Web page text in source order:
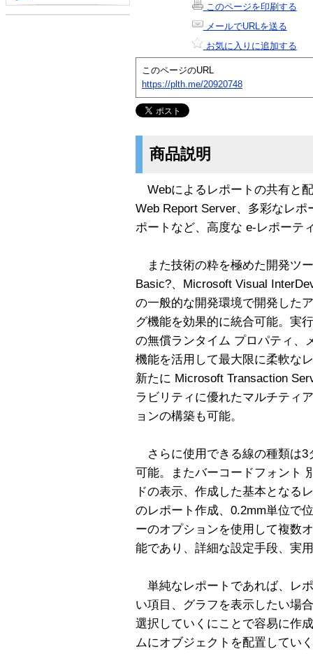
このページを印刷する
メールでURLを送る
お気に入りに追加する
このページのURL
https://plth.me/20920748
商品説明
Webによるレポートの共有と
Web Report Server、多彩なレ
ポートなど、高度な e-レポーテ
また技術の粋を極めた開発ツ
Basic?、Microsoft Visual
の一般的な開発環境で開発した
グ機能を効果的に統合可能。実
の無償ランタイム プロパティ、
機能を活用して最大限に柔軟な
新たに Microsoft Transaction
ラビリティに優れたマルチティ
ョンの構築も可能。
さらに使用できる線の種類は3
可能。またバーコードフォント
ドの表示、作成した基本となる
のレポート作成、0.2mm単位で
ーのオプションを使用して複数
能であり、詳細な設定手段、実
単純なレポートであれば、レ
い項目、グラフを表示したい場
選択していくにことで容易に作
ムにオブジェクトを配置してい